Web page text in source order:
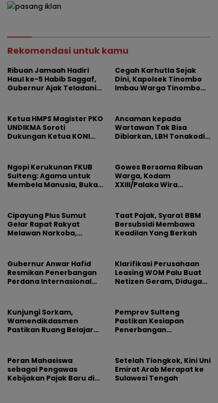
Rekomendasi untuk kamu
Ribuan Jamaah Hadiri
Haul ke-5 Habib Saggaf,
Gubernur Ajak Teladani
Cegah Karhutla Sejak
Dini, Kapolsek Tinombo
Imbau Warga Tinombo
Ketua HMPS Magister PKO
UNDIKMA Soroti
Dukungan Ketua KONI
Olahraga Arena
Kepentingan Sesaat
Ancaman kepada
Wartawan Tak Bisa
Dibiarkan, LBH Tonakodi
Ngopi Kerukunan FKUB
Sulteng: Agama untuk
Membela Manusia, Bukan
Gowes Bersama Ribuan
Warga, Kodam
XXIII/Palaka Wira
Cipayung Plus Sumut
Gelar Rapat Rakyat
Melawan Narkoba,
Taat Pajak, Syarat BBM
Bersubsidi Membawa
Keadilan Yang Berkah
Gubernur Anwar Hafid
Resmikan Penerbangan
Perdana Internasional
Klarifikasi Perusahaan
Leasing WOM Palu Buat
Netizen Geram, Diduga
Kunjungi Sorkam,
Wamendikdasmen
Pastikan Ruang Belajar
Pemprov Sulteng
Pastikan Kesiapan
Penerbangan
Peran Mahasiswa
sebagai Pengawas
Kebijakan Pajak Baru di
Setelah Tiongkok, Kini Uni
Emirat Arab Merapat ke
Sulawesi Tengah